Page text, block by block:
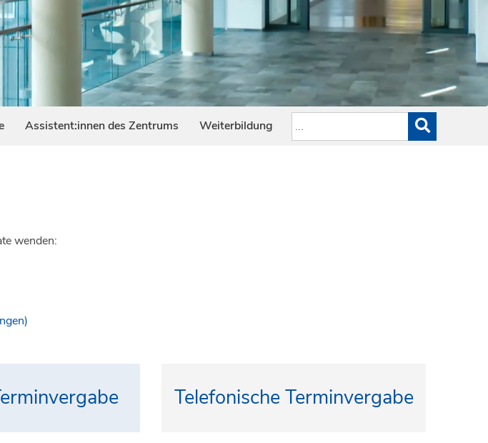
Assistent:innen des Zentrums Weiterbildung
wenden:
Telefonische Terminvergabe